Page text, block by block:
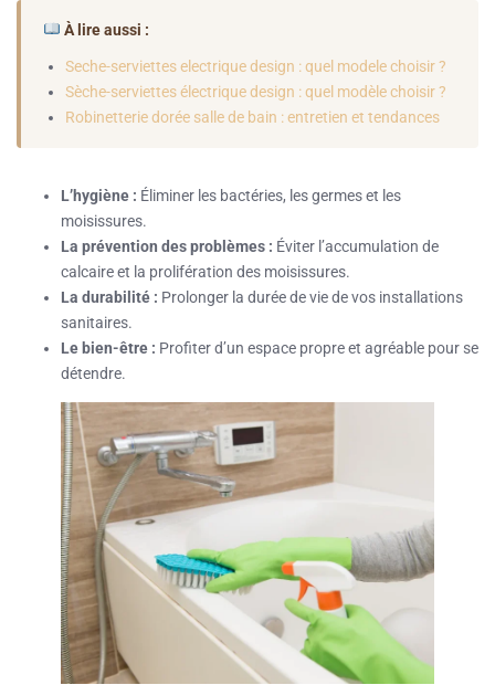
À lire aussi :
Seche-serviettes electrique design : quel modele choisir ?
Sèche-serviettes électrique design : quel modèle choisir ?
Robinetterie dorée salle de bain : entretien et tendances
L’hygiène : Éliminer les bactéries, les germes et les
moisissures.
La prévention des problèmes : Éviter l’accumulation de
calcaire et la prolifération des moisissures.
La durabilité : Prolonger la durée de vie de vos installations
sanitaires.
Le bien-être : Profiter d’un espace propre et agréable pour se
détendre.